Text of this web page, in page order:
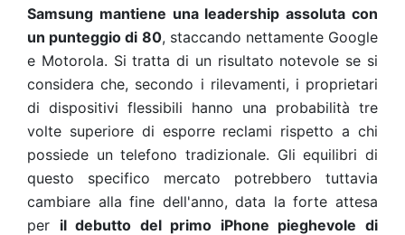
Samsung mantiene una leadership assoluta con
un punteggio di 80, staccando nettamente Google
e Motorola. Si tratta di un risultato notevole se si
considera che, secondo i rilevamenti, i proprietari
di dispositivi flessibili hanno una probabilità tre
volte superiore di esporre reclami rispetto a chi
possiede un telefono tradizionale. Gli equilibri di
questo specifico mercato potrebbero tuttavia
cambiare alla fine dell'anno, data la forte attesa
per il debutto del primo iPhone pieghevole di